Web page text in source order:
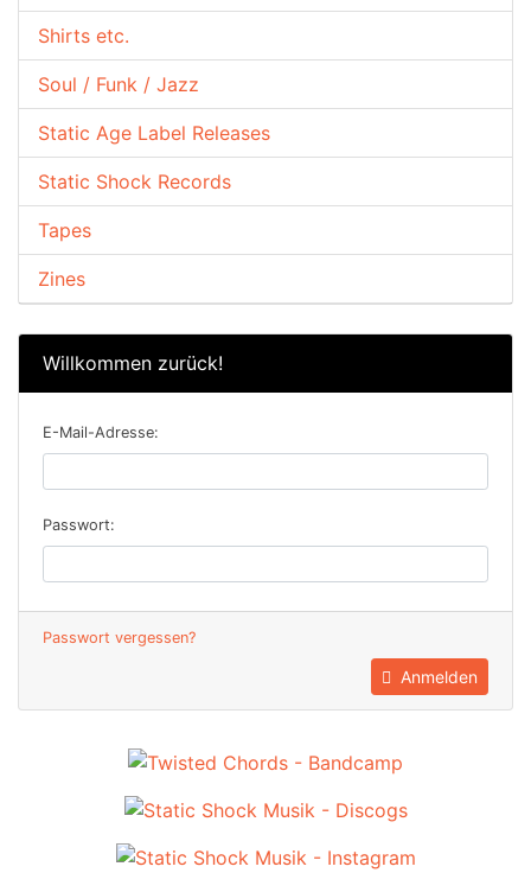
Shirts etc.
Soul / Funk / Jazz
Static Age Label Releases
Static Shock Records
Tapes
Zines
Willkommen zurück!
E-Mail-Adresse:
Passwort:
Passwort vergessen?
Anmelden